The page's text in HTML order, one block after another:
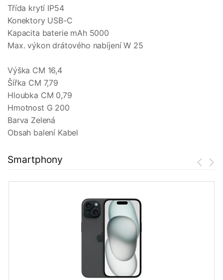
Třída krytí IP54
Konektory USB-C
Kapacita baterie mAh 5000
Max. výkon drátového nabíjení W 25
Výška CM 16,4
Šířka CM 7,79
Hloubka CM 0,79
Hmotnost G 200
Barva Zelená
Obsah balení Kabel
Smartphony